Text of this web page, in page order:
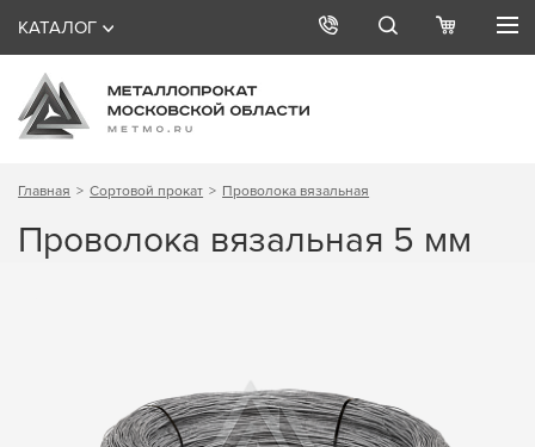
КАТАЛОГ
Главная Сортовой прокат Проволока вязальная
Проволока вязальная 5 мм